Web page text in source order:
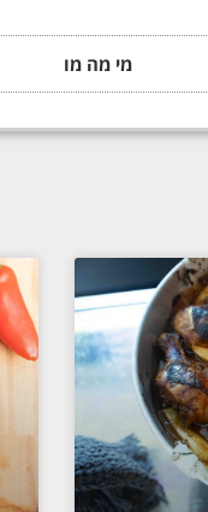
מי מה מו